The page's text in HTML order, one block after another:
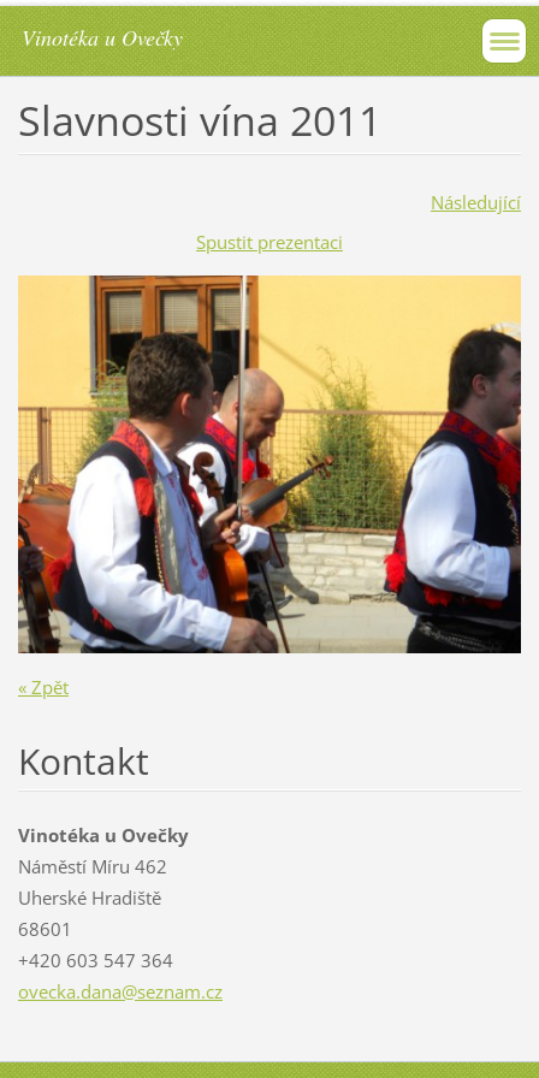
Vinotéka u Ovečky
Slavnosti vína 2011
Následující
Spustit prezentaci
« Zpět
Kontakt
Vinotéka u Ovečky
Náměstí Míru 462
Uherské Hradiště
68601
+420 603 547 364
ovecka.dana@seznam.cz